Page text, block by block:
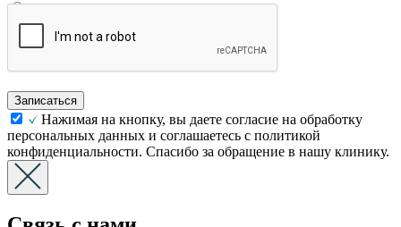
Вторичный прием
Записаться
Нажимая на кнопку, вы даете согласие на обработку
персональных данных и соглашаетесь с политикой
конфиденциальности. Спасибо за обращение в нашу клинику.